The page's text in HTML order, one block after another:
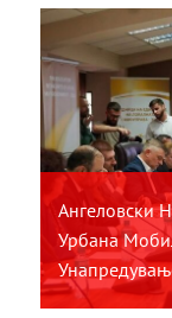
Ангеловски
Урбана